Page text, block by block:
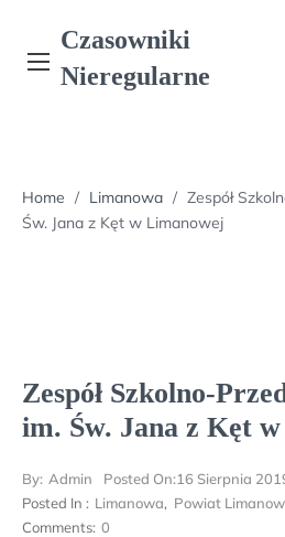
content
Czasowniki
Nieregularne
Home / Limanowa / Zespół
Św. Jana z Kęt w Limanowej
Zespół Szkolno-
im. Św. Jana z Kęt
By: Admin Posted On:16 Sierpnia
Posted In : Limanowa, Powiat
Comments: 0